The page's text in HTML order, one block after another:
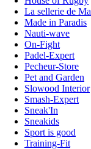
La sellerie de
Made in Paradis
Nauti-wave
On-Fight
Padel-Expert
Pecheur-Store
Pet and Garden
Slowood Interior
Smash-Expert
Sneak'In
Sneakids
Sport is good
Training-Fit